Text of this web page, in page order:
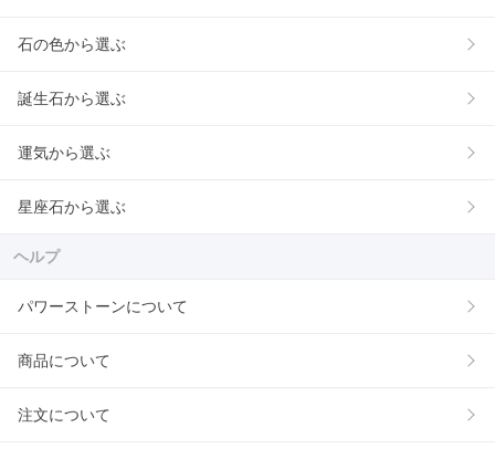
石の色から選ぶ
誕生石から選ぶ
運気から選ぶ
星座石から選ぶ
ヘルプ
パワーストーンについて
商品について
注文について